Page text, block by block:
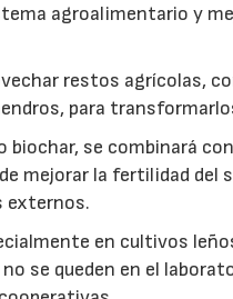
agroalimentario y
restos agrícolas,
para
biochar, se combinará
mejorar la fertilidad del
externos.
en cultivos
se queden en el